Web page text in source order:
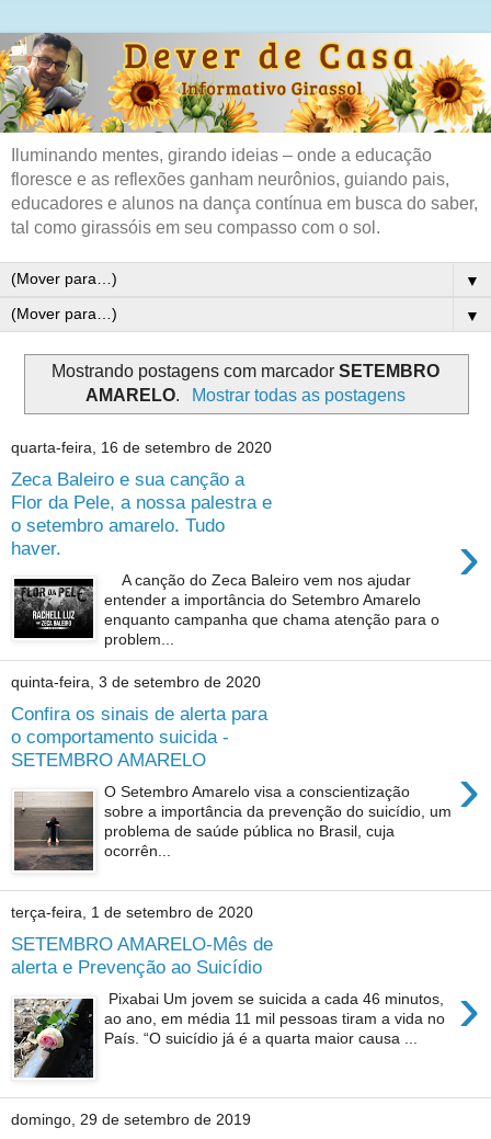
Iluminando mentes, girando ideias – onde a educação
floresce e as reflexões ganham neurônios, guiando pais,
educadores e alunos na dança contínua em busca do saber,
tal como girassóis em seu compasso com o sol.
▼
▼
Mostrando postagens com marcador SETEMBRO
AMARELO. Mostrar todas as postagens
quarta-feira, 16 de setembro de 2020
Zeca Baleiro e sua canção a
Flor da Pele, a nossa palestra e
o setembro amarelo. Tudo
haver.
›
A canção do Zeca Baleiro vem nos ajudar
entender a importância do Setembro Amarelo
enquanto campanha que chama atenção para o
problem...
quinta-feira, 3 de setembro de 2020
Confira os sinais de alerta para
o comportamento suicida -
SETEMBRO AMARELO
›
O Setembro Amarelo visa a conscientização
sobre a importância da prevenção do suicídio, um
problema de saúde pública no Brasil, cuja
ocorrên...
terça-feira, 1 de setembro de 2020
SETEMBRO AMARELO-Mês de
alerta e Prevenção ao Suicídio
›
Pixabai Um jovem se suicida a cada 46 minutos,
ao ano, em média 11 mil pessoas tiram a vida no
País. “O suicídio já é a quarta maior causa ...
domingo, 29 de setembro de 2019